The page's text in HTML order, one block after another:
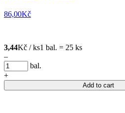
86,00Kč
3,44Kč / ks1 bal. = 25 ks
–
bal.
+
Add to cart